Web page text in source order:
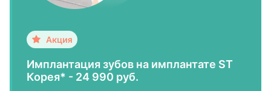
Имплантация зубов на имплантате ST
Корея* - 24 990 руб.